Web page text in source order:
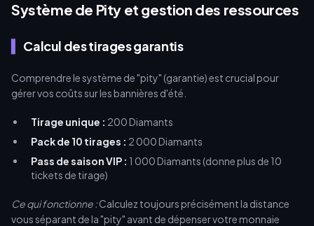
Système de Pity et gestion des ressources
Calcul des tirages garantis
Comprendre le système de "pity" (garantie) est crucial pour
gérer vos coûts sur les bannières d'été.
Tirage unique : 200 Diamants
Pack de 10 tirages : 2 000 Diamants
Pass de saison VIP : 1 000 Diamants (donne plus de 10
tickets de tirage)
Ce qui fonctionne :Calculez toujours précisément la distance
vous séparant de la "pity" avant de dépenser votre monnaie